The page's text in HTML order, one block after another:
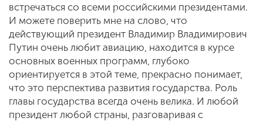
встречаться со всеми российскими президентами.
И можете поверить мне на слово, что
действующий президент Владимир Владимирович
Путин очень любит авиацию, находится в курсе
основных военных программ, глубоко
ориентируется в этой теме, прекрасно понимает,
что это перспектива развития государства. Роль
главы государства всегда очень велика. И любой
президент любой страны, разговаривая с